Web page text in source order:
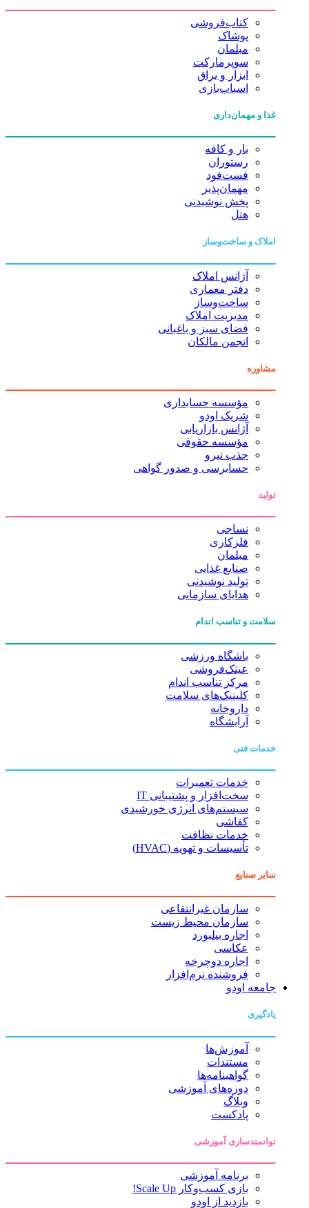
کتاب‌فروشی
پوشاک
مبلمان
سوپرمارکت
ابزار و یراق
اسباب‌بازی
غذا و مهمان‌داری
بار و کافه
رستوران
فست‌فود
مهمان‌پذیر
پخش نوشیدنی
هتل
املاک و ساخت‌وساز
آژانس املاک
دفتر معماری
ساخت‌وساز
مدیریت املاک
فضای سبز و باغبانی
انجمن مالکان
مشاوره
مؤسسه حسابداری
شریک اودو
آژانس بازاریابی
مؤسسه حقوقی
جذب نیرو
حسابرسی و صدور گواهی
تولید
نساجی
فلزکاری
مبلمان
صنایع غذایی
تولید نوشیدنی
هدایای سازمانی
سلامت و تناسب اندام
باشگاه ورزشی
عینک‌فروشی
مرکز تناسب اندام
کلینیک‌های سلامت
داروخانه
آرایشگاه
خدمات فنی
خدمات تعمیرات
سخت‌افزار و پشتیبانی IT
سیستم‌های انرژی خورشیدی
کفاشی
خدمات نظافت
تأسیسات و تهویه (HVAC)
سایر صنایع
سازمان غیرانتفاعی
سازمان محیط زیست
اجاره بیلبورد
عکاسی
اجاره دوچرخه
فروشنده نرم‌افزار
جامعه اودو
یادگیری
آموزش‌ها
مستندات
گواهینامه‌ها
دوره‌های آموزشی
وبلاگ
پادکست
توانمندسازی آموزشی
برنامه آموزشی
بازی کسب‌وکار Scale Up!
بازدید از اودو